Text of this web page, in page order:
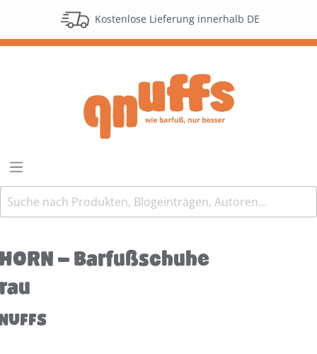
Kostenlose Lieferung innerhalb DE
- Barfußschuhe